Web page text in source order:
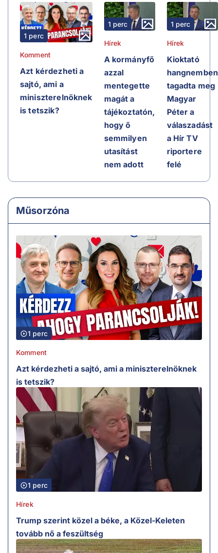
1 perc
Komment
Azt kérdezheti a
sajtó, ami a
miniszterelnöknek
is tetszik?
1 perc
Hírek
A kormányfő
azzal
mentegette
magát a
tájékoztatón,
hogy ő
semmilyen
utasítást
nem adott
1 perc
Hírek
Kioktató
hangnemben
tagadta meg
Magyar
Péter a
válaszadást
a Hír TV
riportere
felé
Műsorzóna
1 perc
Komment
Azt kérdezheti a sajtó, ami a miniszterelnöknek
is tetszik?
1 perc
Hírek
Trump szerint közel a béke, a Közel-Keleten
tovább nő a feszültség